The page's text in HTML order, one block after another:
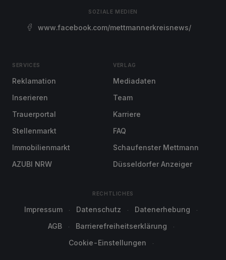
SOZIALE MEDIEN
www.facebook.com/mettmannerkreisnews/
SERVICES
Reklamation
Inserieren
Trauerportal
Stellenmarkt
Immobilienmarkt
AZUBI NRW
VERLAG
Mediadaten
Team
Karriere
FAQ
Schaufenster Mettmann
Düsseldorfer Anzeiger
RECHTLICHES
Impressum Datenschutz
Datenerhebung
AGB
Barrierefreiheitserklärung
Cookie-Einstellungen